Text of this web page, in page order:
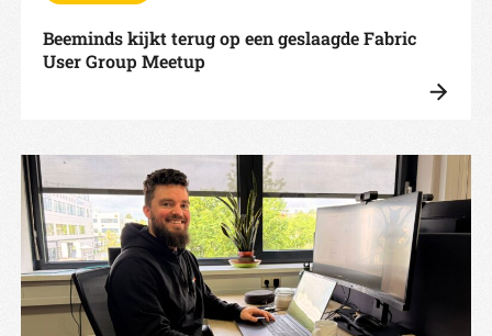
Beeminds kijkt terug op een geslaagde Fabric
User Group Meetup